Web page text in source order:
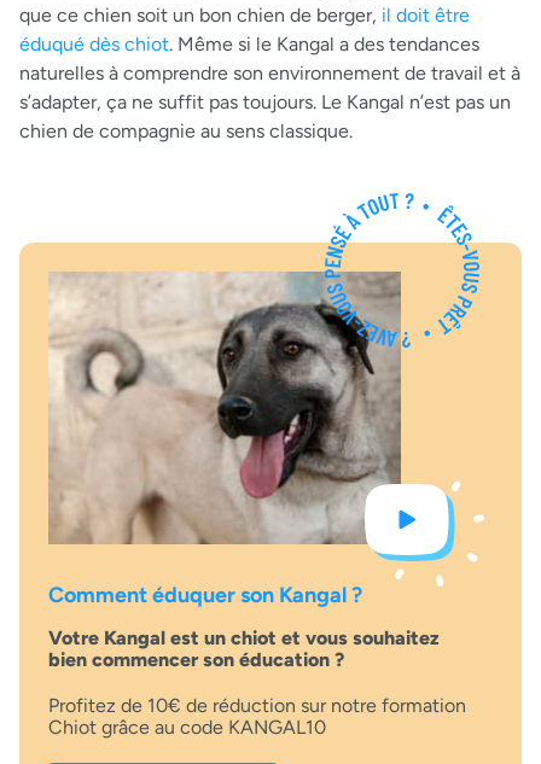
que ce chien soit un bon chien de berger, il doit être
éduqué dès chiot. Même si le Kangal a des tendances
naturelles à comprendre son environnement de travail et à
s’adapter, ça ne suffit pas toujours. Le Kangal n’est pas un
chien de compagnie au sens classique.
Comment éduquer son Kangal ?
Votre Kangal est un chiot et vous souhaitez
bien commencer son éducation ?
Profitez de 10€ de réduction sur notre formation
Chiot grâce au code KANGAL10